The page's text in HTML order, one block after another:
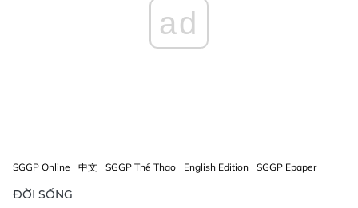
ad
SGGP Online 中文 SGGP Thể Thao English Edition SGGP Epaper
ĐỜI SỐNG